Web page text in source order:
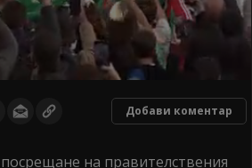
Добави коментар
на правителствения